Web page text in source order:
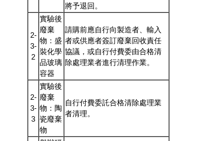
將予退回。
2-
3-
2
實驗後
廢棄
物：盛
裝化學
品玻璃
容器
請購前應自行向製造者、輸入
者或供應者簽訂廢棄回收責任
協議，或自行付費委由合格清
除處理業者進行清理作業。
2-
3-
3
實驗後
廢棄
物：陶
瓷廢棄
物
自行付費委託合格清除處理業
者清理。